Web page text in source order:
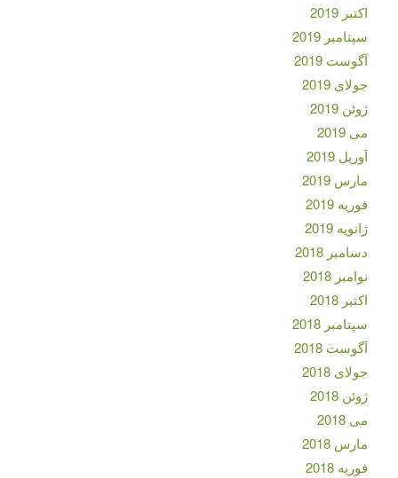
اکتبر 2019
سپتامبر 2019
آگوست 2019
جولای 2019
ژوئن 2019
می 2019
آوریل 2019
مارس 2019
فوریه 2019
ژانویه 2019
دسامبر 2018
نوامبر 2018
اکتبر 2018
سپتامبر 2018
آگوست 2018
جولای 2018
ژوئن 2018
می 2018
مارس 2018
فوریه 2018